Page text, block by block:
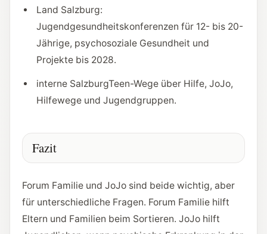
Land Salzburg:
Jugendgesundheitskonferenzen für 12- bis 20-
Jährige, psychosoziale Gesundheit und
Projekte bis 2028.
interne SalzburgTeen-Wege über Hilfe, JoJo,
Hilfewege und Jugendgruppen.
Fazit
Forum Familie und JoJo sind beide wichtig, aber
für unterschiedliche Fragen. Forum Familie hilft
Eltern und Familien beim Sortieren. JoJo hilft